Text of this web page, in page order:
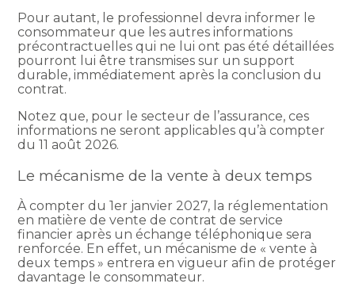
Pour autant, le professionnel devra informer le
consommateur que les autres informations
précontractuelles qui ne lui ont pas été détaillées
pourront lui être transmises sur un support
durable, immédiatement après la conclusion du
contrat.
Notez que, pour le secteur de l’assurance, ces
informations ne seront applicables qu’à compter
du 11 août 2026.
Le mécanisme de la vente à deux temps
À compter du 1er janvier 2027, la réglementation
en matière de vente de contrat de service
financier après un échange téléphonique sera
renforcée. En effet, un mécanisme de « vente à
deux temps » entrera en vigueur afin de protéger
davantage le consommateur.